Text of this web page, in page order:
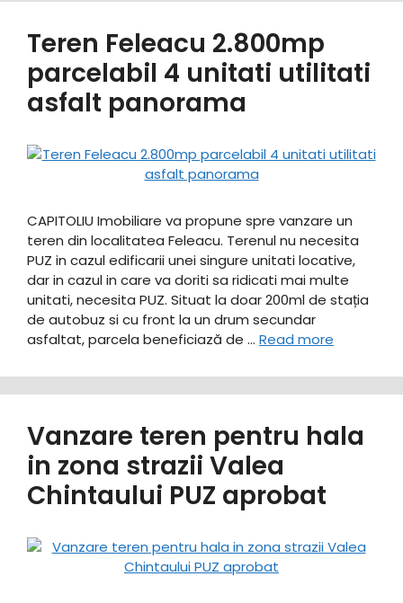
Teren Feleacu 2.800mp
parcelabil 4 unitati utilitati
asfalt panorama
CAPITOLIU Imobiliare va propune spre vanzare un
teren din localitatea Feleacu. Terenul nu necesita
PUZ in cazul edificarii unei singure unitati locative,
dar in cazul in care va doriti sa ridicati mai multe
unitati, necesita PUZ. Situat la doar 200ml de stația
de autobuz si cu front la un drum secundar
asfaltat, parcela beneficiază de … Read more
Vanzare teren pentru hala
in zona strazii Valea
Chintaului PUZ aprobat